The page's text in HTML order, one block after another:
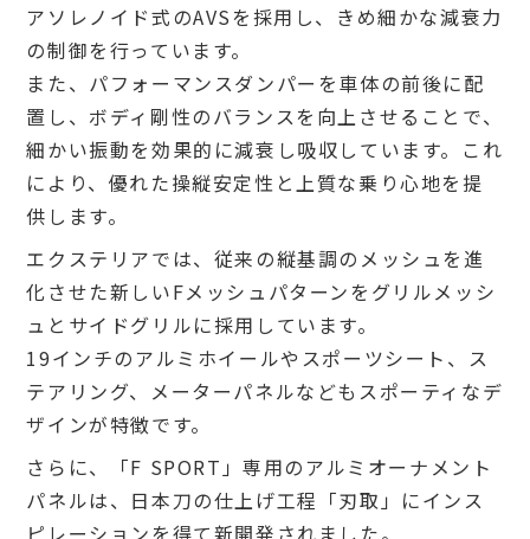
アソレノイド式のAVSを採用し、きめ細かな減衰力
の制御を行っています。
また、パフォーマンスダンパーを車体の前後に配
置し、ボディ剛性のバランスを向上させることで、
細かい振動を効果的に減衰し吸収しています。これ
により、優れた操縦安定性と上質な乗り心地を提
供します。
エクステリアでは、従来の縦基調のメッシュを進
化させた新しいFメッシュパターンをグリルメッシ
ュとサイドグリルに採用しています。
19インチのアルミホイールやスポーツシート、ス
テアリング、メーターパネルなどもスポーティなデ
ザインが特徴です。
さらに、「F SPORT」専用のアルミオーナメント
パネルは、日本刀の仕上げ工程「刃取」にインス
ピレーションを得て新開発されました。